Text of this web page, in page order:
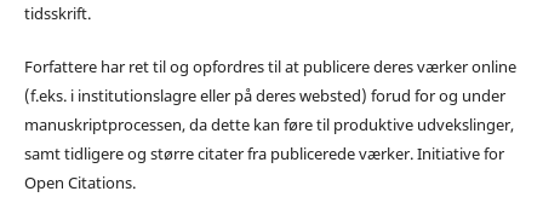
tidsskrift.
Forfattere har ret til og opfordres til at publicere deres værker online
(f.eks. i institutionslagre eller på deres websted) forud for og under
manuskriptprocessen, da dette kan føre til produktive udvekslinger,
samt tidligere og større citater fra publicerede værker. Initiative for
Open Citations.